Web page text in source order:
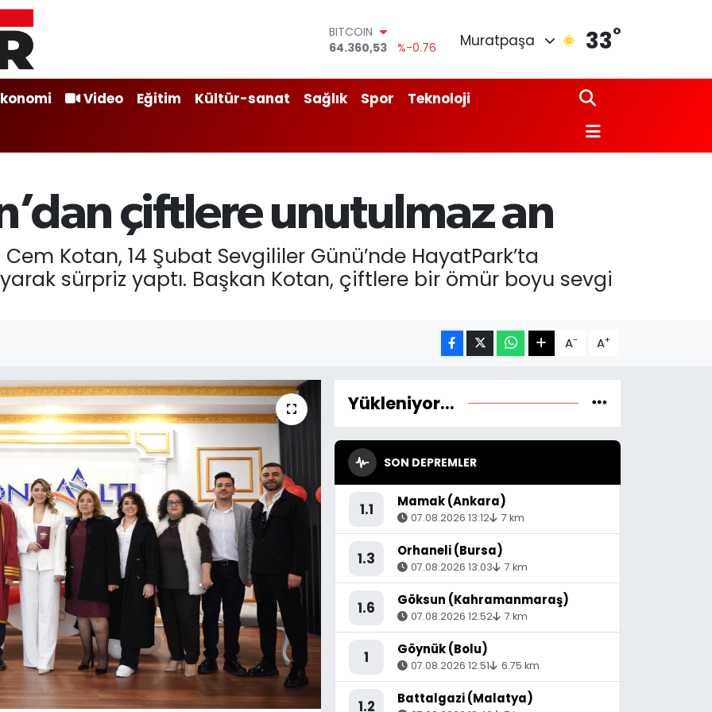
DOLAR
47,7069
%0.17
STERLİN
6574.81
%1.44
Muratpaşa 33°
Video Eğitim Kültür-sanat Sağlık Spor
Teknoloji
çiftlere unutulmaz an
Kotan, 14 Şubat Sevgililer Günü’nde HayatPark’ta
sürpriz yaptı. Başkan Kotan, çiftlere bir ömür boyu sevgi
A- A+
Yükleniyor...
SON DEPREMLER
1.1 Mamak (Ankara)
07.08.2026 13:12 7 km
1.3 Orhaneli (Bursa)
07.08.2026 13:03 7 km
1.6 Göksun (Kahramanmaraş)
07.08.2026 12:52 7 km
1 Göynük (Bolu)
07.08.2026 12:51 6.75 km
1.2 Battalgazi (Malatya)